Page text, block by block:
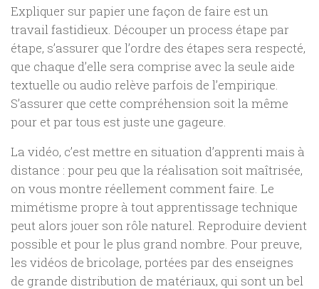
Expliquer sur papier une façon de faire est un
travail fastidieux. Découper un process étape par
étape, s’assurer que l’ordre des étapes sera respecté,
que chaque d’elle sera comprise avec la seule aide
textuelle ou audio relève parfois de l’empirique.
S’assurer que cette compréhension soit la même
pour et par tous est juste une gageure.
La vidéo, c’est mettre en situation d’apprenti mais à
distance : pour peu que la réalisation soit maîtrisée,
on vous montre réellement comment faire. Le
mimétisme propre à tout apprentissage technique
peut alors jouer son rôle naturel. Reproduire devient
possible et pour le plus grand nombre. Pour preuve,
les vidéos de bricolage, portées par des enseignes
de grande distribution de matériaux, qui sont un bel